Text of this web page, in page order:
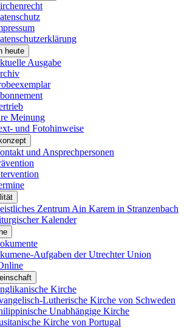
heute
Ausgabe
Meinung
und Fotohinweise
und Ansprechpersonen
Zentrum Ain Karem in Stranzenbach
Kalender
Aufgaben der Utrechter Union
Kirche
Lutherische Kirche von Schweden
Unabhängige Kirche
Kirche von Portugal